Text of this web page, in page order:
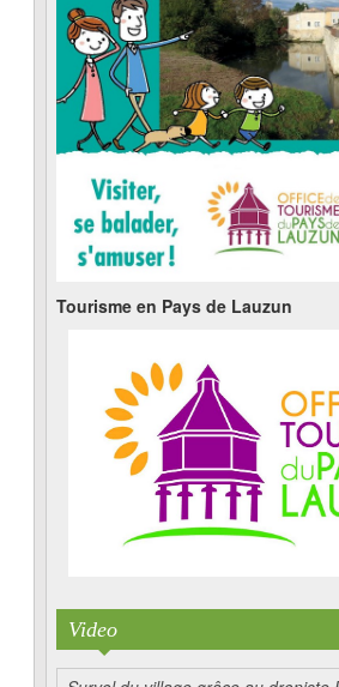
Tourisme en Pays de Lauzun
Video